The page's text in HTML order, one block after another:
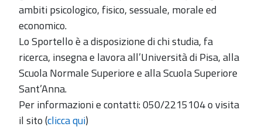
ambiti psicologico, fisico, sessuale, morale ed
economico.
Lo Sportello è a disposizione di chi studia, fa
ricerca, insegna e lavora all’Università di Pisa, alla
Scuola Normale Superiore e alla Scuola Superiore
Sant’Anna.
Per informazioni e contatti: 050/2215104 o visita
il sito (clicca qui)